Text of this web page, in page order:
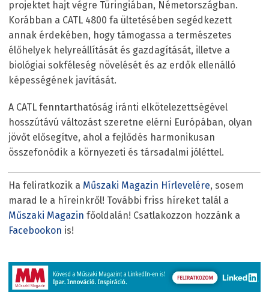
projektet hajt végre Türingiában, Németországban.
Korábban a CATL 4800 fa ültetésében segédkezett
annak érdekében, hogy támogassa a természetes
élőhelyek helyreállítását és gazdagítását, illetve a
biológiai sokféleség növelését és az erdők ellenálló
képességének javítását.
A CATL fenntarthatóság iránti elkötelezettségével
hosszútávú változást szeretne elérni Európában, olyan
jövőt elősegítve, ahol a fejlődés harmonikusan
összefonódik a környezeti és társadalmi jóléttel.
Ha feliratkozik a Műszaki Magazin Hírlevelére, sosem
marad le a híreinkről! További friss híreket talál a
Műszaki Magazin főoldalán! Csatlakozzon hozzánk a
Facebookon is!